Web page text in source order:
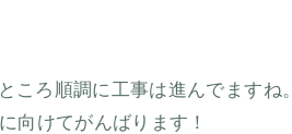
ころ順調に工事は進んでますね。
向けてがんばります！